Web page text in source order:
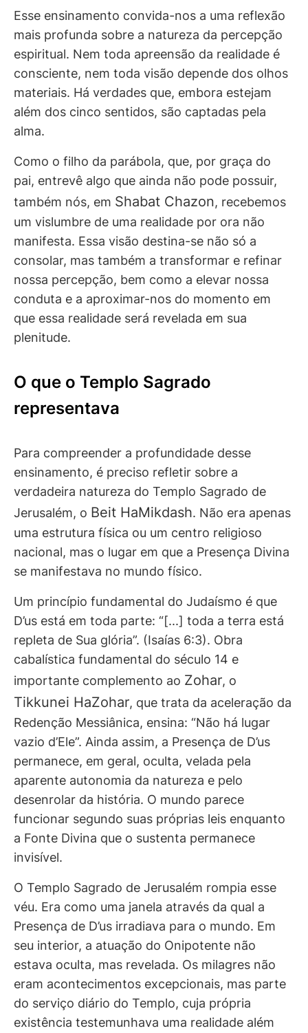
Esse ensinamento convida-nos a uma reflexão
mais profunda sobre a natureza da percepção
espiritual. Nem toda apreensão da realidade é
consciente, nem toda visão depende dos olhos
materiais. Há verdades que, embora estejam
além dos cinco sentidos, são captadas pela
alma.
Como o filho da parábola, que, por graça do
pai, entrevê algo que ainda não pode possuir,
também nós, em Shabat Chazon, recebemos
um vislumbre de uma realidade por ora não
manifesta. Essa visão destina-se não só a
consolar, mas também a transformar e refinar
nossa percepção, bem como a elevar nossa
conduta e a aproximar-nos do momento em
que essa realidade será revelada em sua
plenitude.
O que o Templo Sagrado
representava
Para compreender a profundidade desse
ensinamento, é preciso refletir sobre a
verdadeira natureza do Templo Sagrado de
Jerusalém, o Beit HaMikdash. Não era apenas
uma estrutura física ou um centro religioso
nacional, mas o lugar em que a Presença Divina
se manifestava no mundo físico.
Um princípio fundamental do Judaísmo é que
D’us está em toda parte: “[...] toda a terra está
repleta de Sua glória”. (Isaías 6:3). Obra
cabalística fundamental do século 14 e
importante complemento ao Zohar, o
Tikkunei HaZohar, que trata da aceleração da
Redenção Messiânica, ensina: “Não há lugar
vazio d’Ele”. Ainda assim, a Presença de D’us
permanece, em geral, oculta, velada pela
aparente autonomia da natureza e pelo
desenrolar da história. O mundo parece
funcionar segundo suas próprias leis enquanto
a Fonte Divina que o sustenta permanece
invisível.
O Templo Sagrado de Jerusalém rompia esse
véu. Era como uma janela através da qual a
Presença de D’us irradiava para o mundo. Em
seu interior, a atuação do Onipotente não
estava oculta, mas revelada. Os milagres não
eram acontecimentos excepcionais, mas parte
do serviço diário do Templo, cuja própria
existência testemunhava uma realidade além